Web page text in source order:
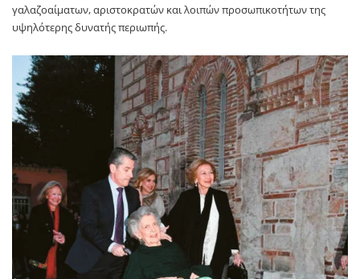
γαλαζοαίματων, αριστοκρατών και λοιπών προσωπικοτήτων της
υψηλότερης δυνατής περιωπής.